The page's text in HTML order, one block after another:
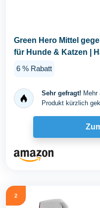
Green Hero Mittel
für Hunde & Katzen |
6 % Rabatt
Sehr gefragt! Mehr
Produkt kürzlich
2